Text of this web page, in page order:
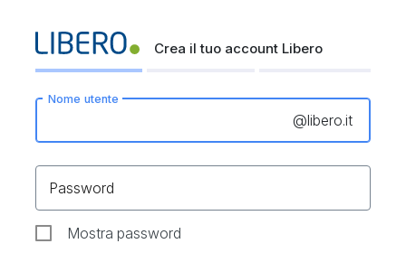
Crea il tuo account Libero
Nome utente
@libero.it
Password
Mostra password